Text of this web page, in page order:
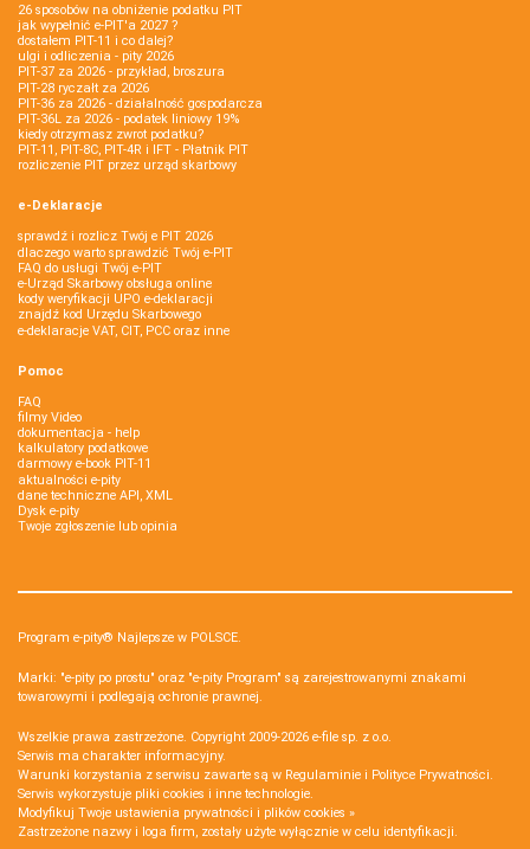
26 sposobów na obniżenie podatku PIT
jak wypełnić e-PIT'a 2027 ?
dostałem PIT-11 i co dalej?
ulgi i odliczenia - pity 2026
PIT-37 za 2026 - przykład, broszura
PIT-28 ryczałt za 2026
PIT-36 za 2026 - działalność gospodarcza
PIT-36L za 2026 - podatek liniowy 19%
kiedy otrzymasz zwrot podatku?
PIT-11, PIT-8C, PIT-4R i IFT - Płatnik PIT
rozliczenie PIT przez urząd skarbowy
e-Deklaracje
sprawdź i rozlicz Twój e PIT 2026
dlaczego warto sprawdzić Twój e-PIT
FAQ do usługi Twój e-PIT
e-Urząd Skarbowy obsługa online
kody weryfikacji UPO e-deklaracji
znajdź kod Urzędu Skarbowego
e-deklaracje VAT, CIT, PCC oraz inne
Pomoc
FAQ
filmy Video
dokumentacja - help
kalkulatory podatkowe
darmowy e-book PIT-11
aktualności e-pity
dane techniczne API, XML
Dysk e-pity
Twoje zgłoszenie lub opinia
Program e-pity® Najlepsze w POLSCE.
Marki: "e-pity po prostu" oraz "e-pity Program" są zarejestrowanymi znakami
towarowymi i podlegają ochronie prawnej.
Wszelkie prawa zastrzeżone. Copyright 2009-2026 e-file sp. z o.o.
Serwis ma charakter informacyjny.
Warunki korzystania z serwisu zawarte są w Regulaminie i Polityce Prywatności.
Serwis wykorzystuje pliki cookies i inne technologie.
Modyfikuj Twoje ustawienia prywatności i plików cookies »
Zastrzeżone nazwy i loga firm, zostały użyte wyłącznie w celu identyfikacji.